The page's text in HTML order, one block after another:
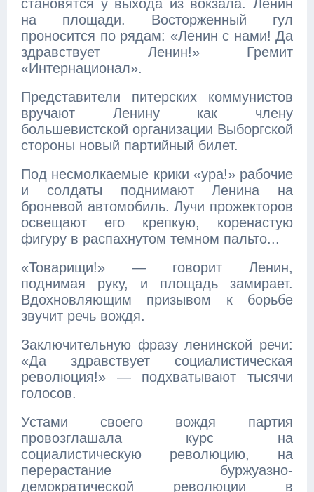
становятся у выхода из вокзала. Ленин
на площади. Восторженный гул
проносится по рядам: «Ленин с нами! Да
здравствует Ленин!» Гремит
«Интернационал».
Представители питерских коммунистов
вручают Ленину как члену
большевистской организации Выборгской
стороны новый партийный билет.
Под несмолкаемые крики «ура!» рабочие
и солдаты поднимают Ленина на
броневой автомобиль. Лучи прожекторов
освещают его крепкую, коренастую
фигуру в распахнутом темном пальто...
«Товарищи!» — говорит Ленин,
поднимая руку, и площадь замирает.
Вдохновляющим призывом к борьбе
звучит речь вождя.
Заключительную фразу ленинской речи:
«Да здравствует социалистическая
революция!» — подхватывают тысячи
голосов.
Устами своего вождя партия
провозглашала курс на
социалистическую революцию, на
перерастание буржуазно-
демократической революции в